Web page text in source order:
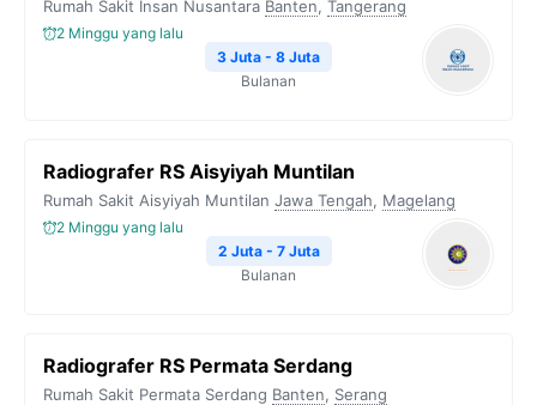
Rumah Sakit Insan Nusantara Banten, Tangerang
2 Minggu yang lalu
3 Juta - 8 Juta
Bulanan
Radiografer RS Aisyiyah Muntilan
Rumah Sakit Aisyiyah Muntilan Jawa Tengah, Magelang
2 Minggu yang lalu
2 Juta - 7 Juta
Bulanan
Radiografer RS Permata Serdang
Rumah Sakit Permata Serdang Banten, Serang